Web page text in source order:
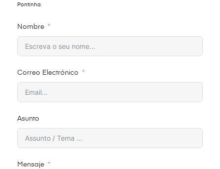
Pontinha
Nombre
Correo Electrónico
Asunto
Mensaje